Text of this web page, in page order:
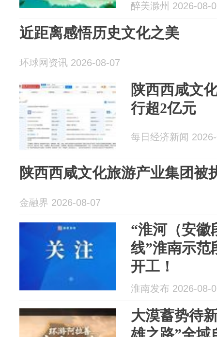
醉美滁州 2026-08-
近距离感悟历史文化之美
环球网资讯 2026-08-07
陕西西咸文
行超2亿元
每日经济新闻
陕西西咸文化旅游产业集团被
金融界 2026-08-07
“淮河（安徽
线”淮南示范
开工！
淮南发布 2026-08-
大漠蓄势待